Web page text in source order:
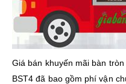
Giá bán khuyến mãi bàn
BST4 đã bao gồm phí vận